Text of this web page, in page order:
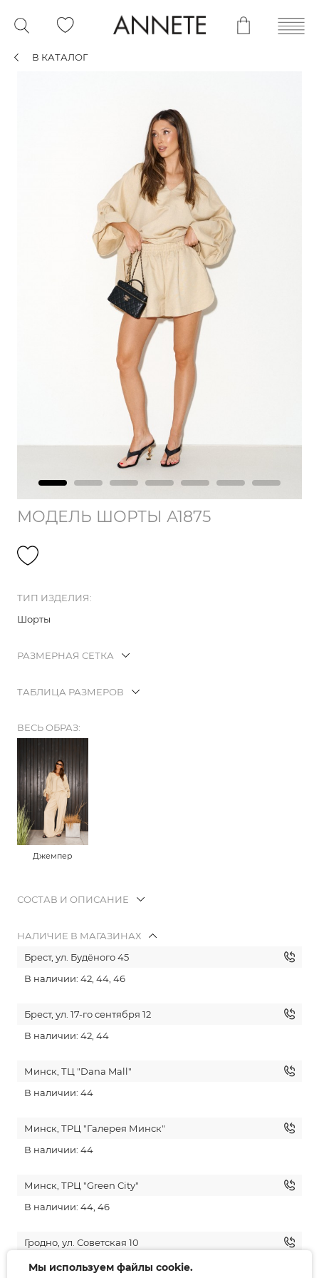
В КАТАЛОГ
МОДЕЛЬ ШОРТЫ А1875
ТИП ИЗДЕЛИЯ:
Шорты
РАЗМЕРНАЯ СЕТКА
ТАБЛИЦА РАЗМЕРОВ
ВЕСЬ ОБРАЗ:
Джемпер
СОСТАВ И ОПИСАНИЕ
НАЛИЧИЕ В МАГАЗИНАХ
Брест, ул. Будёного 45
В наличии: 42, 44, 46
Брест, ул. 17-го сентября 12
В наличии: 42, 44
Минск, ТЦ "Dana Mall"
В наличии: 44
Минск, ТРЦ "Галерея Минск"
В наличии: 44
Минск, ТРЦ "Green City"
В наличии: 44, 46
Гродно, ул. Советская 10
В наличии: 42, 44, 46
Мы используем файлы cookie.